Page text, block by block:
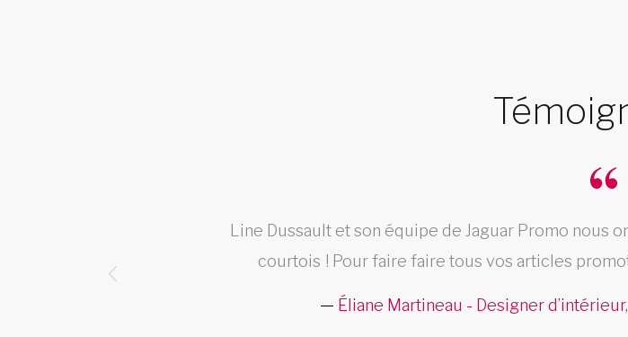
Line Dussault et son équipe de Jaguar Promo nous
courtois ! Pour faire faire tous vos articles
Éliane Martineau - Designer